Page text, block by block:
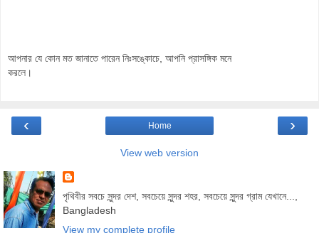
আপনার যে কোন মত জানাতে পারেন নিঃসঙ্কোচে, আপনি প্রাসঙ্গিক মনে
করলে।
‹ ›
Home
View web version
পৃথিবীর সবচে সুন্দর দেশ, সবচেয়ে সুন্দর শহর, সবচেয়ে সুন্দর গ্রাম যেখানে...,
Bangladesh
View my complete profile